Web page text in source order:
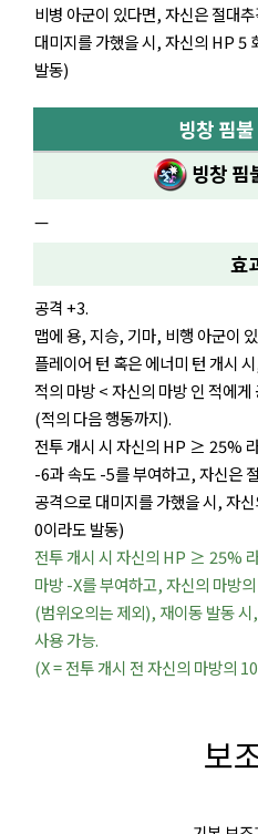
비병 아군이 있다면, 자신은 절대
대미지를 가했을 시, 자신의 HP 5
발동)
빙창 핌불
빙창 핌
—
효
공격 +3.
맵에 용, 지승, 기마, 비행 아군이
플레이어 턴 혹은 에너미 턴 개시
적의 마방 < 자신의 마방 인 적에
(적의 다음 행동까지).
전투 개시 시 자신의 HP ≥ 25%
-6과 속도 -5를 부여하고, 자신은
공격으로 대미지를 가했을 시, 자
0이라도 발동)
전투 개시 시 자신의 HP ≥ 25%
마방 -X를 부여하고, 자신의 마방
(범위오의는 제외), 재이동 발동
사용 가능.
(X = 전투 개시 전 자신의 마방의
보